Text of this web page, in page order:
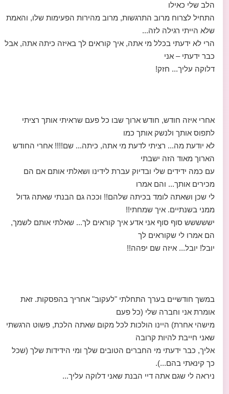
הלב שלי כאילו
התחיל לצרוח מרוב התרגשות, מרוב מהירות הפעימות שלו, והאמת
שלא הייתי רגילה לזה...
הרי לא ידעתי בכלל מי אתה, איך קוראים לך באיזה כיתה אתה, אבל
כבר ידעתי – אני
דלוקה עליך... חזק!
אחרי איזה חודש, חודש ארוך שבו כל פעם שראיתי אותך רציתי
לתפוס אותך ולנשק אותך כמו
לא יודעת מה... רציתי לדעת מי אתה, כיתה... שם!!!! אחרי החודש
הארוך מאוד הזה ישבתי
עם כמה ידידים שלי ובדיוק עברת לידינו ושאלתי אותם אם הם
מכירים אותך... והם אמרו
לי שכן ושאתה לומד בכיתה שלהם!! וככה גם הבנתי שאתה גדול
ממני בשנתיים. איך שמחתי!!
יששששש סוף סוף אני אדע איך קוראים לך... שאלתי אותם לשמך,
הם אמרו לי שקוראים לך
יובל! יובל... איזה שם יפהה!!
במשך חודשיים בערך התחלתי "לעקוב" אחריך בהפסקות. זאת
אומרת אני וחברה שלי (כל פעם
מישהי אחרת) היינו הולכות לכל מקום שאתה הלכת, פשוט הרגשתי
שאני חייבת להיות קרובה
אליך, כבר ידעתי מי החברים הטובים שלך ומי הידידות שלך (שכל
כך קינאתי בהם...).
ניראה לי שגם אתה דיי הבנת שאני דלוקה עליך...